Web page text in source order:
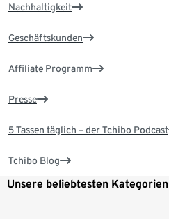
Nachhaltigkeit
Geschäftskunden
Affiliate Programm
Presse
5 Tassen täglich – der Tchibo Podcast
Tchibo Blog
Unsere beliebtesten Kategorien